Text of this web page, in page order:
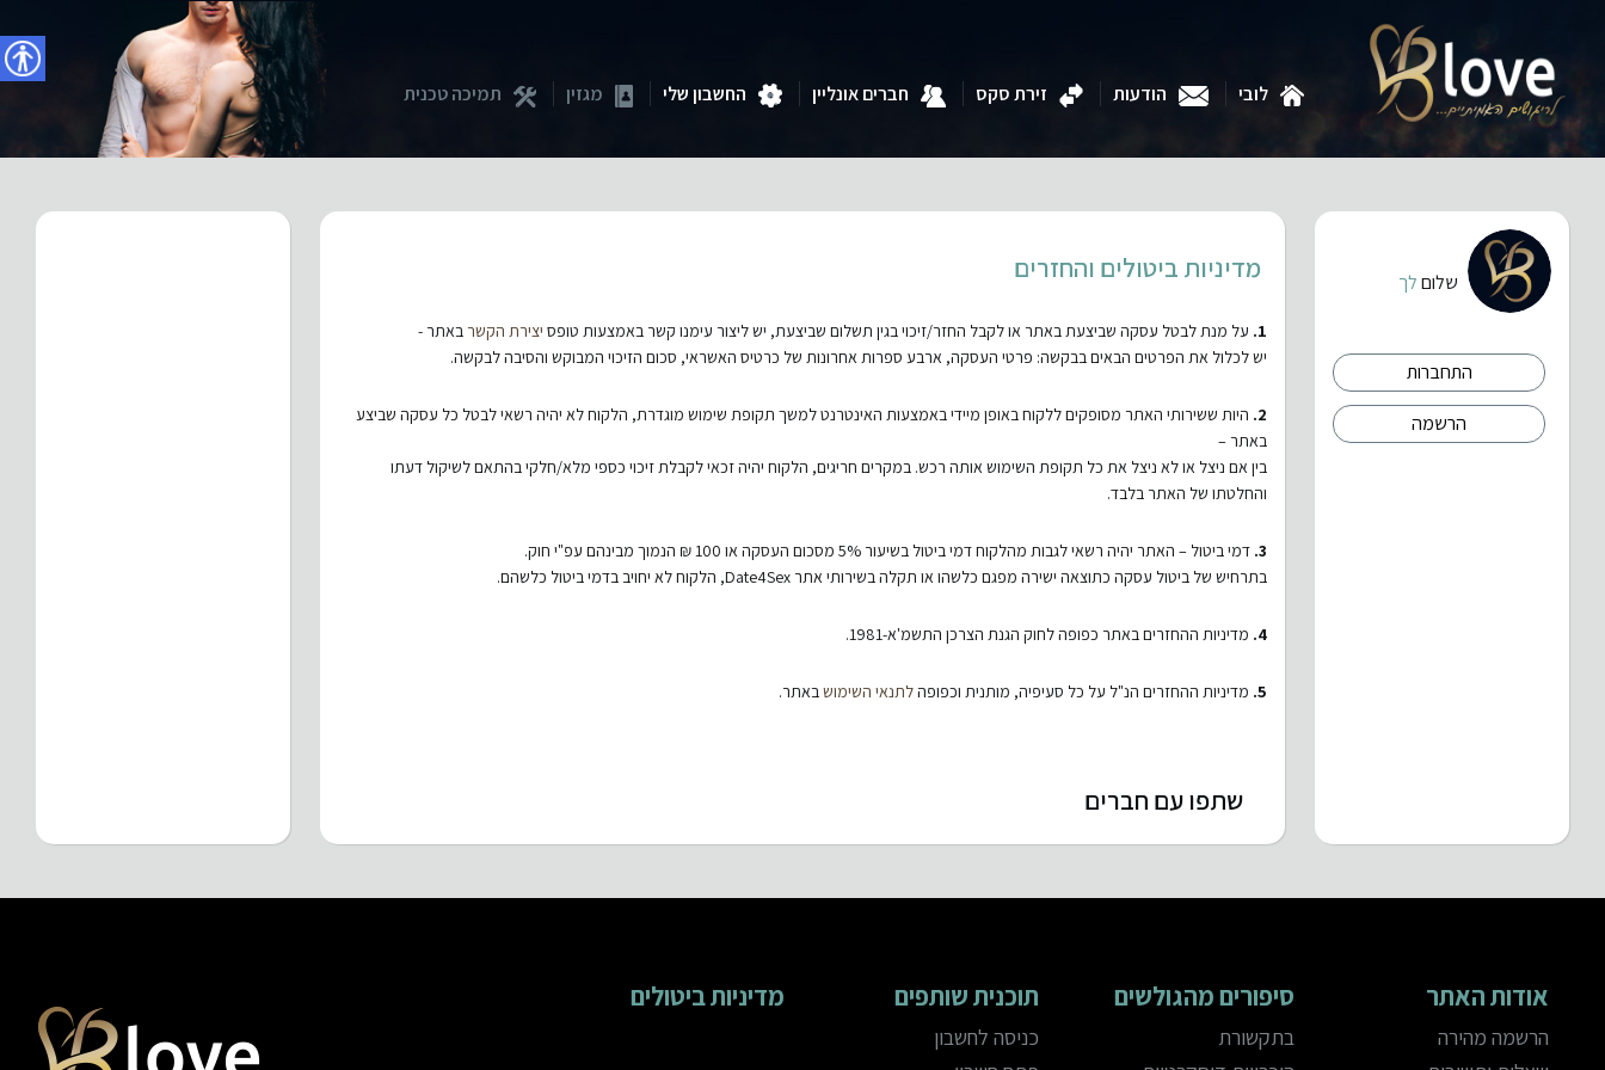
לובי הודעות זירת סקס חברים אונליין החשבון שלי מגזין תמיכה טכנית
מדיניות ביטולים והחזרים
1. על מנת לבטל עסקה שביצעת באתר או לקבל החזר/זיכוי בגין תשלום שביצעת, יש ליצור עימנו קשר באמצעות טופס יצירת הקשר באתר -
יש לכלול את הפרטים הבאים בבקשה: פרטי העסקה, ארבע ספרות אחרונות של כרטיס האשראי, סכום הזיכוי המבוקש והסיבה לבקשה.
2. היות ששירותי האתר מסופקים ללקוח באופן מיידי באמצעות האינטרנט למשך תקופת שימוש מוגדרת, הלקוח לא יהיה רשאי לבטל כל עסקה שביצע
באתר –
בין אם ניצל או לא ניצל את כל תקופת השימוש אותה רכש. במקרים חריגים, הלקוח יהיה זכאי לקבלת זיכוי כספי מלא/חלקי בהתאם לשיקול דעתו
והחלטתו של האתר בלבד.
3. דמי ביטול – האתר יהיה רשאי לגבות מהלקוח דמי ביטול בשיעור 5% מסכום העסקה או 100 ₪ הנמוך מבינהם עפ"י חוק.
בתרחיש של ביטול עסקה כתוצאה ישירה מפגם כלשהו או תקלה בשירותי אתר Date4Sex, הלקוח לא יחויב בדמי ביטול כלשהם.
4. מדיניות ההחזרים באתר כפופה לחוק הגנת הצרכן התשמ'א-1981.
5. מדיניות ההחזרים הנ"ל על כל סעיפיה, מותנית וכפופהלתנאי השימושבאתר.
שתפו עם חברים
שלוםלך
התחברות
הרשמה
אודות האתר
הרשמה מהירה
סיפורים מהגולשים
בתקשורת
תוכנית שותפים
כניסה לחשבון
מדיניות ביטולים